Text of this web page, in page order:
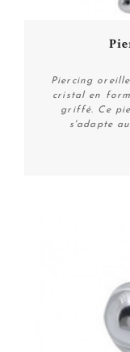
Piercing
cristal en
griffé. Ce
s'adapte